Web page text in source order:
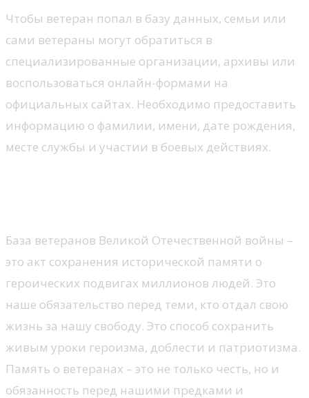
Чтобы ветеран попал в базу данных, семьи или
сами ветераны могут обратиться в
специализированные организации, архивы или
воспользоваться онлайн-формами на
официальных сайтах. Необходимо предоставить
информацию о фамилии, имени, дате рождения,
месте службы и участии в боевых действиях.
База ветеранов Великой Отечественной войны –
это акт сохранения исторической памяти о
героических подвигах миллионов людей. Это
наше обязательство перед теми, кто отдал свою
жизнь за нашу свободу. Это способ сохранить
живым уроки героизма, доблести и патриотизма.
Память о ветеранах – это не только честь, но и
обязанность перед нашими предками и